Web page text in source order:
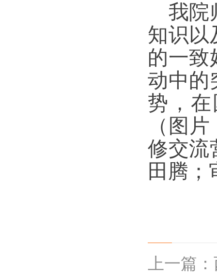
我院
知识以
的一致
动中的
势，
（ 图片
修交流
田腾；
上一篇：